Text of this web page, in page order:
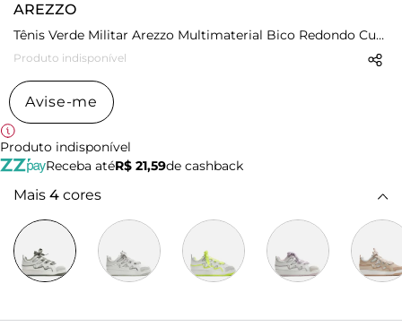
AREZZO
Tênis Verde Militar Arezzo Multimaterial Bico Redondo Curve
Produto indisponível
Avise-me
Produto indisponível
Receba atéR$ 21,59de cashback
Mais 4 cores